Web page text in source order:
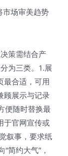
市场审美趋势
策需结合产
为三类。1.展
最合适，可用
顾展示与记录
便随时替换最
于官网宣传或
叙事，要求纸
简约大气”，